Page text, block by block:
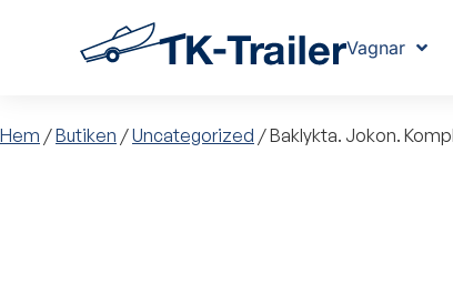
Vagnar
Hem /Butiken /Uncategorized / Baklykta. Jokon.